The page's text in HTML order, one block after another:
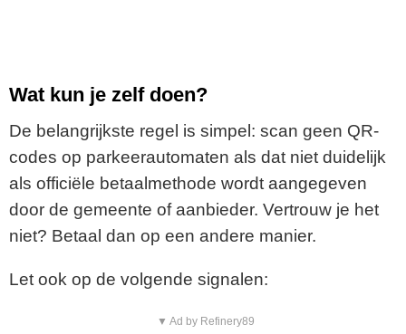
Wat kun je zelf doen?
De belangrijkste regel is simpel: scan geen QR-
codes op parkeerautomaten als dat niet duidelijk
als officiële betaalmethode wordt aangegeven
door de gemeente of aanbieder. Vertrouw je het
niet? Betaal dan op een andere manier.
Let ook op de volgende signalen:
▼ Ad by Refinery89